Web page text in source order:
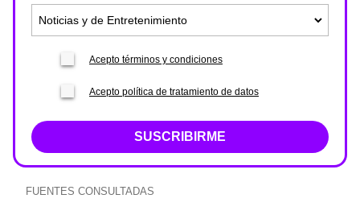
Acepto términos y condiciones
Acepto política de tratamiento de datos
SUSCRIBIRME
FUENTES CONSULTADAS